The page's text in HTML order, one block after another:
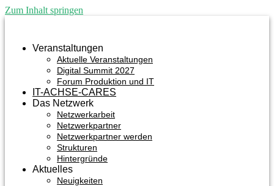
Zum Inhalt springen
Veranstaltungen
Aktuelle Veranstaltungen
Digital Summit 2027
Forum Produktion und IT
IT-ACHSE-CARES
Das Netzwerk
Netzwerkarbeit
Netzwerkpartner
Netzwerkpartner werden
Strukturen
Hintergründe
Aktuelles
Neuigkeiten